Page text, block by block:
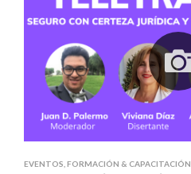
EVENTOS FORMACIÓN & CAPACITACIÓN